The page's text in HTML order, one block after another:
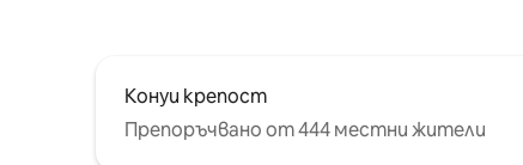
Конуи крепост
Препоръчвано от 444 местни жители